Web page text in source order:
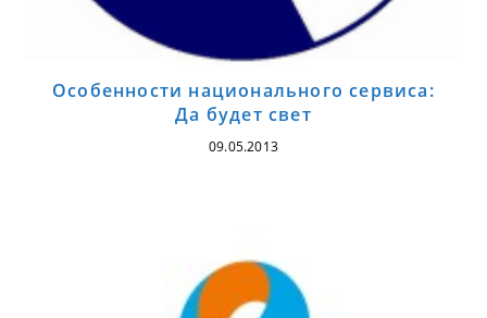
Особенности национального сервиса:
Да будет свет
09.05.2013